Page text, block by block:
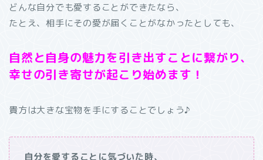
どんな自分でも愛することができたなら、
たとえ、相手にその愛が届くことがなかったとしても、
自然と自身の魅力を引き出すことに繋がり、
幸せの引き寄せが起こり始めます！
貴方は大きな宝物を手にすることでしょう♪
自分を愛することに気づいた時、